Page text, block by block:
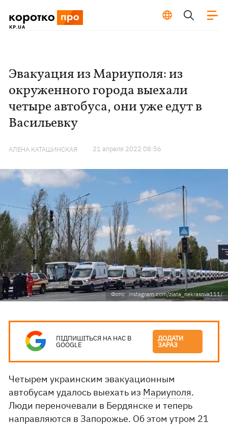
Эвакуация из Мариуполя: из
окруженного города выехали
четыре автобуса, они уже едут в
Васильевку
АЛЕНА КАТАШИНСКАЯ 21 апреля 2022 08:56
Фото: .instagram.com/zlata_nekrasova111/
ПІДПИШІТЬСЯ НА НАС В
GOOGLE
ДОДАТИ
ЗАРАЗ
Четырем украинским эвакуационным
автобусам удалось выехать из Мариуполя.
Люди переночевали в Бердянске и теперь
направляются в Запорожье. Об этом утром 21